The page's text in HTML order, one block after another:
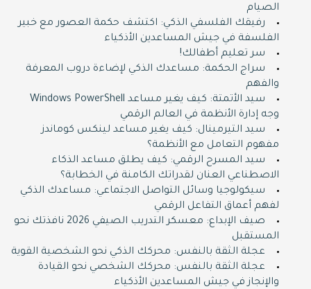
الصيام
رفيقك الفلسفي الذكي: اكتشف حكمة العصور مع خبير
الفلسفة في جيش المساعدين الأذكياء
سر تعليم أطفالك!
سراج الحكمة: مساعدك الذكي لإضاءة دروب المعرفة
والفهم
سيد الأتمتة: كيف يغير مساعد Windows PowerShell
وجه إدارة الأنظمة في العالم الرقمي
سيد التيرمينال: كيف يغير مساعد لينكس كوماندز
مفهوم التعامل مع الأنظمة؟
سيد المسرح الرقمي: كيف يطلق مساعد الذكاء
الاصطناعي العنان لقدراتك الكامنة في الخطابة؟
سيكولوجيا وسائل التواصل الاجتماعي: مساعدك الذكي
لفهم أعماق التفاعل الرقمي
صيف الإبداع: معسكر التدريب الصيفي 2026 نافذتك نحو
المستقبل
عجلة الثقة بالنفس: محركك الذكي نحو الشخصية القوية
عجلة الثقة بالنفس: محركك الشخصي نحو القيادة
والإنجاز في جيش المساعدين الأذكياء